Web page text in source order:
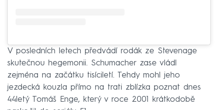
V posledních letech předvádí rodák ze Stevenage
skutečnou hegemonii. Schumacher zase vládl
zejména na začátku tisíciletí. Tehdy mohl jeho
jezdecká kouzla přímo na trati zblízka poznat dnes
44letý Tomáš Enge, který v roce 2001 krátkodobě